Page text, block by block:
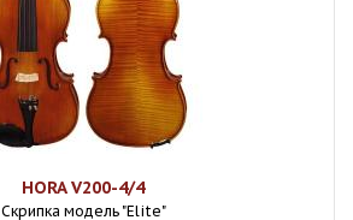
HORA V200-4/4
Скрипка модель "Elite"